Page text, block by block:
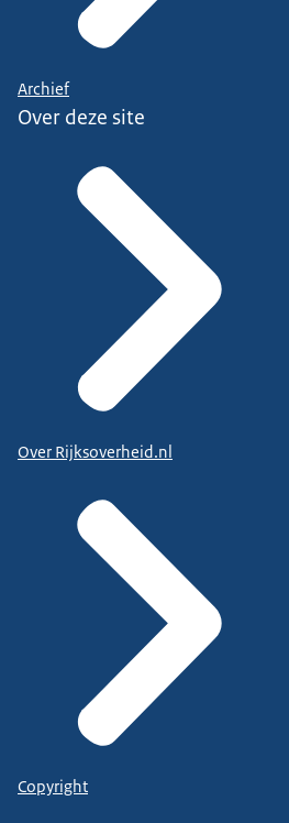
Archief
Over deze site
Over Rijksoverheid.nl
Copyright